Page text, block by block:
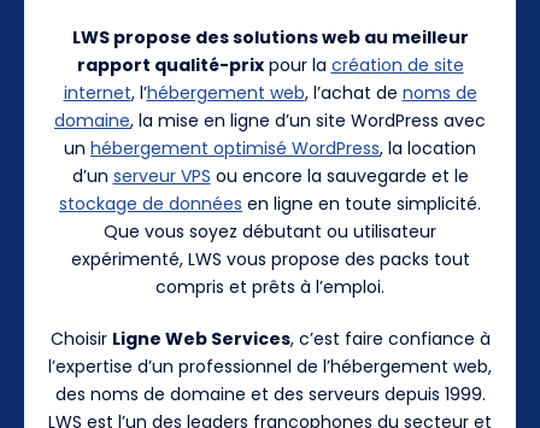
LWS propose des solutions web au meilleur
rapport qualité-prixpour la création de site
internet, l’hébergement web, l’achat de noms de
domaine, la mise en ligne d’un site WordPress avec
un hébergement optimisé WordPress, la location
d’un serveur VPS ou encore la sauvegarde et le
stockage de données en ligne en toute simplicité.
Que vous soyez débutant ou utilisateur
expérimenté, LWS vous propose des packs tout
compris et prêts à l’emploi.
Choisir Ligne Web Services, c’est faire confiance à
l’expertise d’un professionnel de l’hébergement web,
des noms de domaine et des serveurs depuis 1999.
LWS est l’un des leaders francophones du secteur et